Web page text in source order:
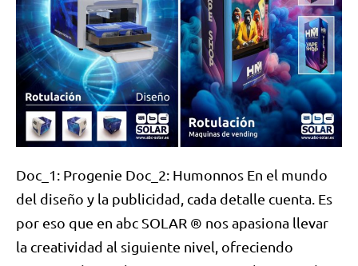
Doc_1: Progenie Doc_2: Humonnos En el mundo
del diseño y la publicidad, cada detalle cuenta. Es
por eso que en abc SOLAR ® nos apasiona llevar
la creatividad al siguiente nivel, ofreciendo